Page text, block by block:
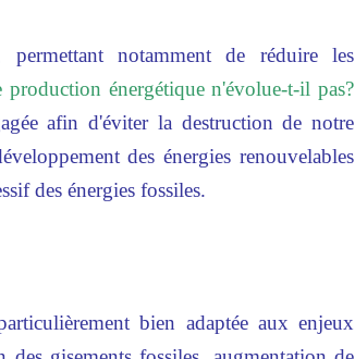
notamment de réduire les
énergétique n'évolue-t-il pas?
afin d'éviter la destruction de notre
des énergies renouvelables
des énergies fossiles.
bien adaptée aux enjeux